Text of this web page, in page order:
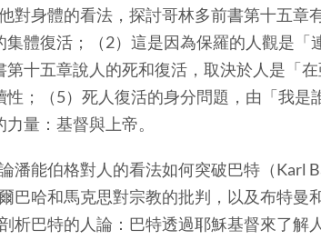
身體的看法，探討哥林多前書第十五章
體復活；（2）這是因為保羅的人觀是「
十五章說人的死和復活，取決於人是「
性；（5）死人復活的身分問題，由「我是
量：基督與上帝。
能伯格對人的看法如何突破巴特（Karl
巴哈和馬克思對宗教的批判，以及布特曼
析巴特的人論：巴特透過耶穌基督來了解